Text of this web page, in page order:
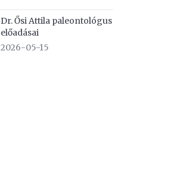
Dr. Ősi Attila paleontológus
előadásai
2026-05-15